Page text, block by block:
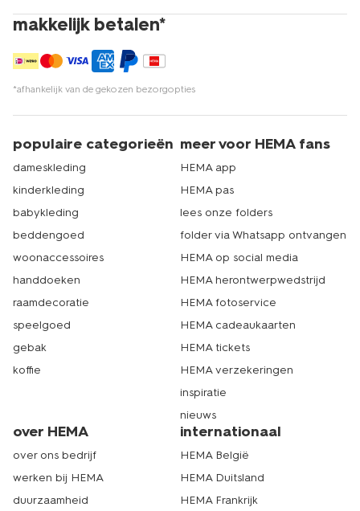
makkelijk betalen*
*afhankelijk van de gekozen bezorgopties
populaire categorieën
dameskleding
kinderkleding
babykleding
beddengoed
woonaccessoires
handdoeken
raamdecoratie
speelgoed
gebak
koffie
meer voor HEMA fans
HEMA app
HEMA pas
lees onze folders
folder via Whatsapp ontvangen
HEMA op social media
HEMA herontwerpwedstrijd
HEMA fotoservice
HEMA cadeaukaarten
HEMA tickets
HEMA verzekeringen
inspiratie
nieuws
over HEMA
over ons bedrijf
werken bij HEMA
duurzaamheid
internationaal
HEMA België
HEMA Duitsland
HEMA Frankrijk